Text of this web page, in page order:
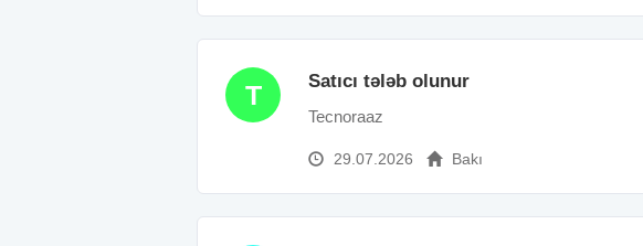
T Satıcı tələb olunur
Tecnoraaz
29.07.2026 Bakı